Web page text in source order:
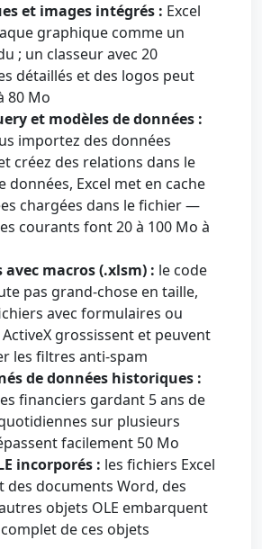
et images intégrés : Excel
graphique comme un
; un classeur avec 20
détaillés et des logos peut
80 Mo
et modèles de données :
importez des données
créez des relations dans le
données, Excel met en cache
chargées dans le fichier —
courants font 20 à 100 Mo à
avec macros (.xlsm) : le code
pas grand-chose en taille,
avec formulaires ou
grossissent et peuvent
les filtres anti-spam
de données historiques :
financiers gardant 5 ans de
sur plusieurs
facilement 50 Mo
incorporés : les fichiers Excel
des documents Word, des
objets OLE embarquent
de ces objets